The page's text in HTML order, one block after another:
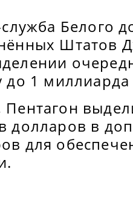
служба Белого
Штатов
до 1
в
для